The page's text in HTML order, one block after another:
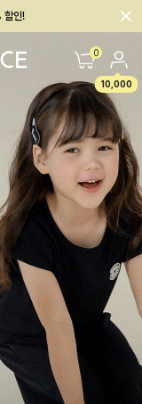
할인!
0
10,000
우터/상의 하의/레깅스